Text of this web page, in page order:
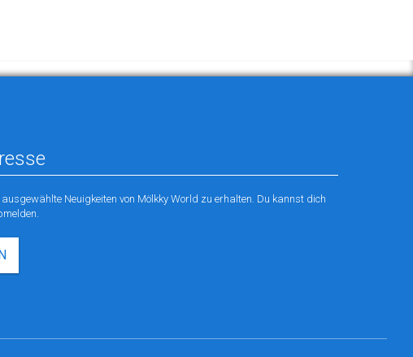
Neuigkeiten von Mölkky World zu erhalten. Du kannst dich